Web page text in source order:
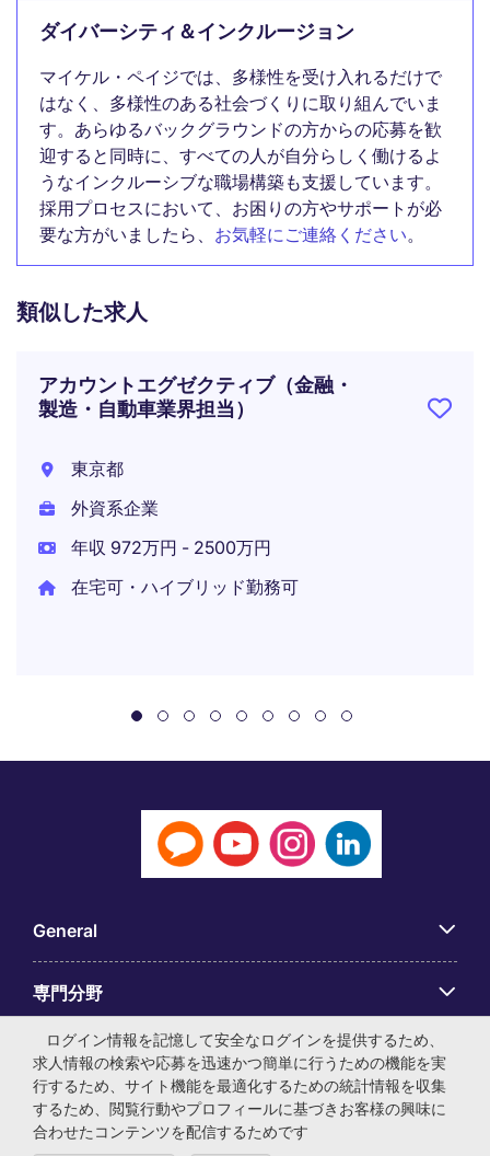
ダイバーシティ＆インクルージョン
マイケル・ペイジでは、多様性を受け入れるだけで
はなく、多様性のある社会づくりに取り組んでいま
す。あらゆるバックグラウンドの方からの応募を歓
迎すると同時に、すべての人が自分らしく働けるよ
うなインクルーシブな職場構築も支援しています。
採用プロセスにおいて、お困りの方やサポートが必
要な方がいましたら、 お気軽にご連絡ください。
類似した求人
アカウントエグゼクティブ（金融・
製造・自動車業界担当）
東京都
外資系企業
年収 972万円 - 2500万円
在宅可・ハイブリッド勤務可
General
専門分野
アプリ
Employer Centre
ログイン情報を記憶して安全なログインを提供するため、
求人情報の検索や応募を迅速かつ簡単に行うための機能を実
行するため、サイト機能を最適化するための統計情報を収集
するため、閲覧行動やプロフィールに基づきお客様の興味に
合わせたコンテンツを配信するためです